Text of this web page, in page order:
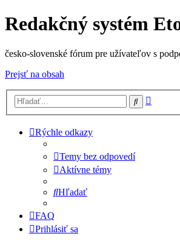
Redakčný systém
česko-slovenské fórum pre užívateľov s
Prejsť na obsah
Hľadať
Rýchle odkazy
Temy bez odpovedí
Aktívne témy
Hľadať
FAQ
Prihlásiť sa